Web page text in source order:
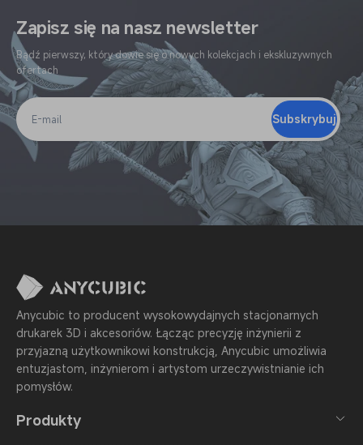
Zapisz się na nasz newsletter
Bądź pierwszy, który dowie się o nowych kolekcjach i ekskluzywnych
ofertach
E-
mail
Subskrybuj
Produkty
Anycubic to producent wysokowydajnych stacjonarnych
drukarek 3D i akcesoriów. Łącząc precyzję inżynierii z
przyjazną użytkownikowi konstrukcją, Anycubic umożliwia
entuzjastom, inżynierom i artystom urzeczywistnianie ich
pomysłów.